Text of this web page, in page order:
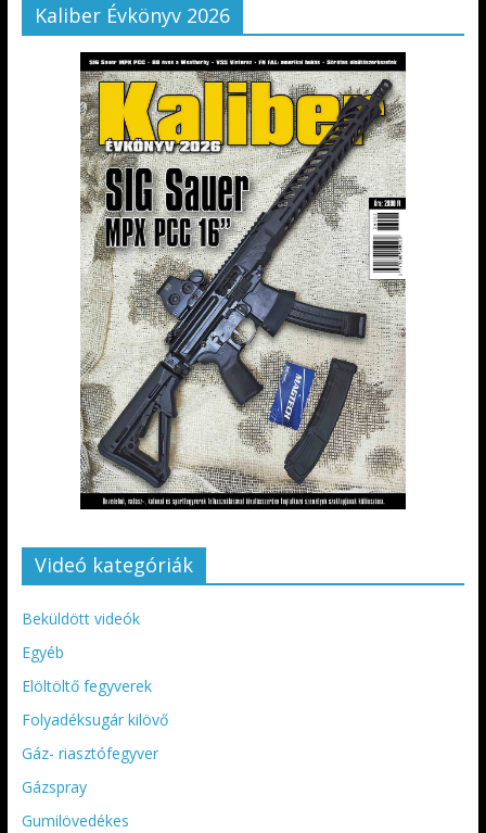
Kaliber Évkönyv 2026
Videó kategóriák
Beküldött videók
Egyéb
Elöltöltő fegyverek
Folyadéksugár kilövő
Gáz- riasztófegyver
Gázspray
Gumilövedékes